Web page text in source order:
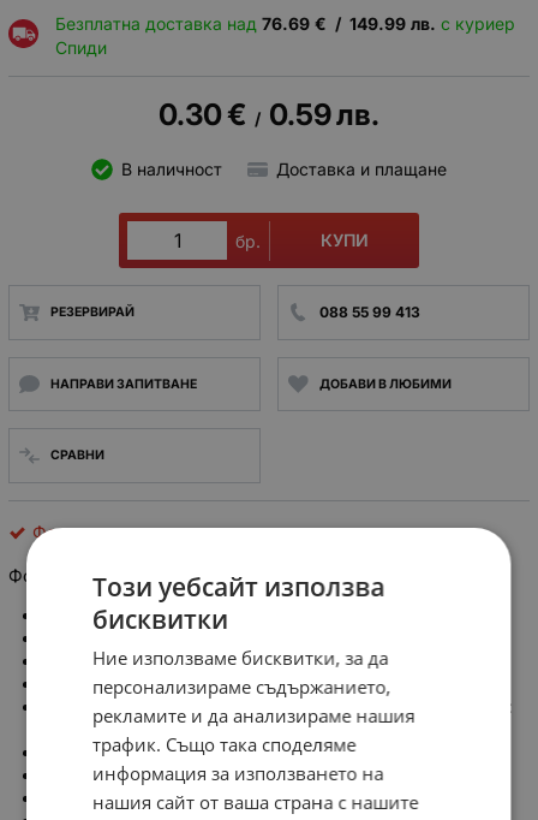
Безплатна доставка над 76.69 € / 149.99 лв. с куриер
Спиди
0.30€ / 0.59лв.
В наличност Доставка и плащане
бр. КУПИ
РЕЗЕРВИРАЙ 088 55 99 413
НАПРАВИ ЗАПИТВАНЕ ДОБАВИ В ЛЮБИМИ
СРАВНИ
Фотоелементи
Фотодиод LL-503PDD2E, 150mW, 35V, 940nm
Производител: LUCKYLIGHT
Диаметър на диод LED: 5mm
Монтаж: THT
Дължина на вълната в точката за макс. чувствителност:
940nm
Дължина на вълната λd: 700...1200nm
Обратно макс. напрежение: 35V
Време на включване: 45ns
Този уебсайт използва
бисквитки
Ние използваме бисквитки, за да
персонализираме съдържанието,
рекламите и да анализираме нашия
трафик. Също така споделяме
информация за използването на
нашия сайт от ваша страна с нашите